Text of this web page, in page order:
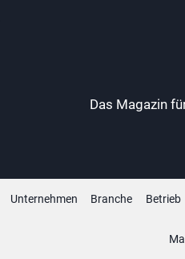
Das Magazin
Unternehmen Branche Betrieb